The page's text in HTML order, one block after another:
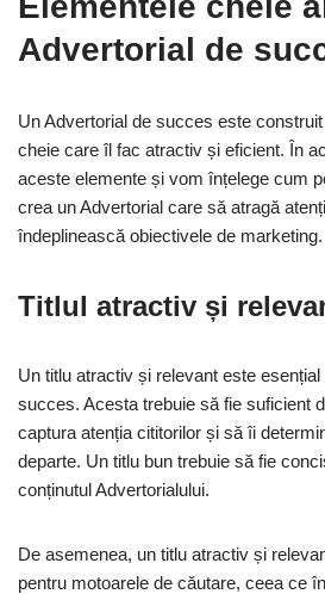
Advertorial de
Un Advertorial de succes este
cheie care îl fac atractiv și eficient. În
aceste elemente și vom înțelege cum
crea un Advertorial care să atragă
îndeplinească obiectivele de marketing.
Titlul atractiv și
Un titlu atractiv și relevant este
succes. Acesta trebuie să fie suficient
captura atenția cititorilor și să îi
departe. Un titlu bun trebuie să fie
conținutul Advertorialului.
De asemenea, un titlu atractiv și
pentru motoarele de căutare, ceea ce